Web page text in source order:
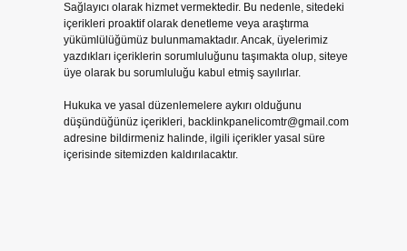
Sağlayıcı olarak hizmet vermektedir. Bu nedenle, sitedeki
içerikleri proaktif olarak denetleme veya araştırma
yükümlülüğümüz bulunmamaktadır. Ancak, üyelerimiz
yazdıkları içeriklerin sorumluluğunu taşımakta olup, siteye
üye olarak bu sorumluluğu kabul etmiş sayılırlar.
Hukuka ve yasal düzenlemelere aykırı olduğunu
düşündüğünüz içerikleri, backlinkpanelicomtr@gmail.com
adresine bildirmeniz halinde, ilgili içerikler yasal süre
içerisinde sitemizden kaldırılacaktır.